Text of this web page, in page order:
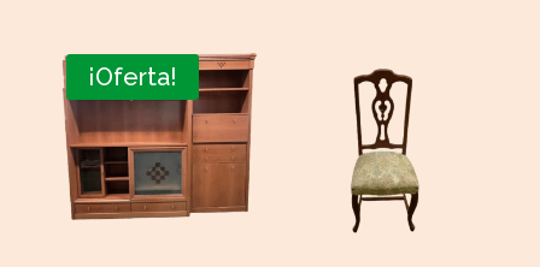
era:
120,00 €.
es:
50,00 €.
¡Oferta!